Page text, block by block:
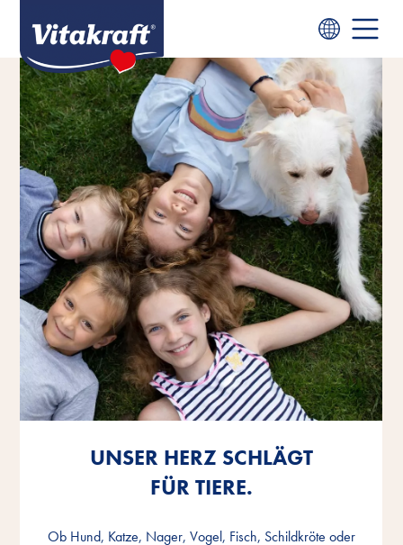
UNSER HERZ SCHLÄGT
FÜR TIERE.
Ob Hund, Katze, Nager, Vogel, Fisch, Schildkröte oder
UNSER HERZ SCHLÄGT
FÜR TIERE.
Ob Hund, Katze, Nager, Vogel, Fisch, Schildkröte oder
UNSER HERZ SCHLÄGT
FÜR TIERE.
Ob Hund, Katze, Nager, Vogel, Fisch, Schildkröte oder